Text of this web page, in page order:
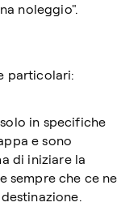
noleggio".
particolari:
in specifiche
e sono
di iniziare la
sempre che ce ne